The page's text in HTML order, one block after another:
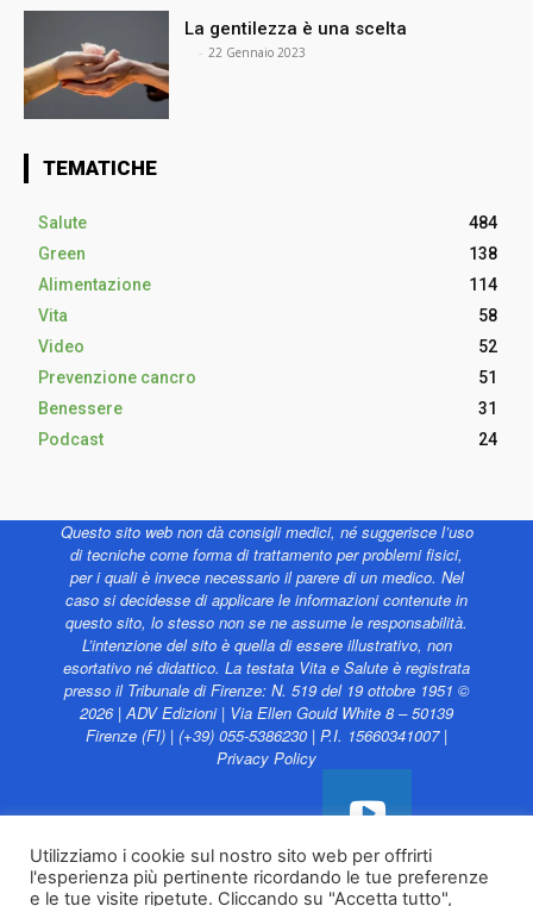
La gentilezza è una scelta
- 22 Gennaio 2023
TEMATICHE
Salute
484
Green
138
Alimentazione
114
Vita
58
Video
52
Prevenzione cancro
51
Benessere
31
Podcast
24
Questo sito web non dà consigli medici, né suggerisce l’uso
di tecniche come forma di trattamento per problemi fisici,
per i quali è invece necessario il parere di un medico. Nel
caso si decidesse di applicare le informazioni contenute in
questo sito, lo stesso non se ne assume le responsabilità.
L’intenzione del sito è quella di essere illustrativo, non
esortativo né didattico. La testata Vita e Salute è registrata
presso il Tribunale di Firenze: N. 519 del 19 ottobre 1951 ©
2026 | ADV Edizioni | Via Ellen Gould White 8 – 50139
Firenze (FI) | (+39) 055-5386230 | P.I. 15660341007 |
Privacy Policy
Vita e Salute web è
Utilizziamo i cookie sul nostro sito web per offrirti
l'esperienza più pertinente ricordando le tue preferenze
e le tue visite ripetute. Cliccando su "Accetta tutto",